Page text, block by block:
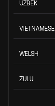
UZBEK
VIETNAMESE
WELSH
ZULU